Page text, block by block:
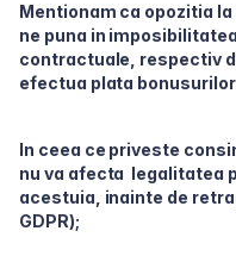
Mentionam ca opozitia
ne puna in
contractuale, respectiv
efectua plata
In ceea ce priveste
nu va afecta legalitatea
acestuia, inainte de
GDPR);